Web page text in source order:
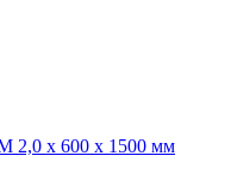
2,0 х 600 х 1500 мм